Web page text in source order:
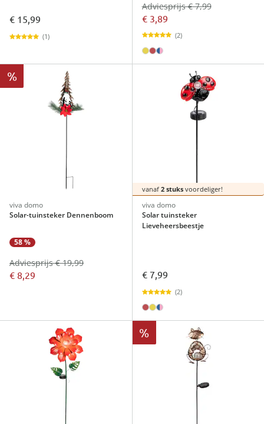
€ 15,99
(1)
€ 3,89
Adviesprijs € 7,99
(2)
%
viva domo
Solar-tuinsteker Dennenboom
58 %
€ 8,29
Adviesprijs € 19,99
vanaf 2 stuksvoordeliger!
viva domo
Solar tuinsteker
Lieveheersbeestje
€ 7,99
(2)
%